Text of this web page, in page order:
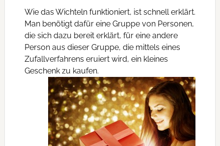
Wie das Wichteln funktioniert, ist schnell erklärt.
Man benötigt dafür eine Gruppe von Personen,
die sich dazu bereit erklärt, für eine andere
Person aus dieser Gruppe, die mittels eines
Zufallverfahrens eruiert wird, ein kleines
Geschenk zu kaufen.